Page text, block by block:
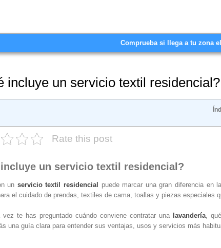
incluye un servicio textil residencial?
Rate this post
un servicio textil residencial?
un servicio textil residencial
puede marcar una gran diferencia en
el cuidado de prendas, textiles de cama, toallas y piezas especiales
vez te has preguntado cuándo conviene contratar una lavandería,
una guía clara para entender sus ventajas, usos y servicios más
Comprueba si llega a tu zona